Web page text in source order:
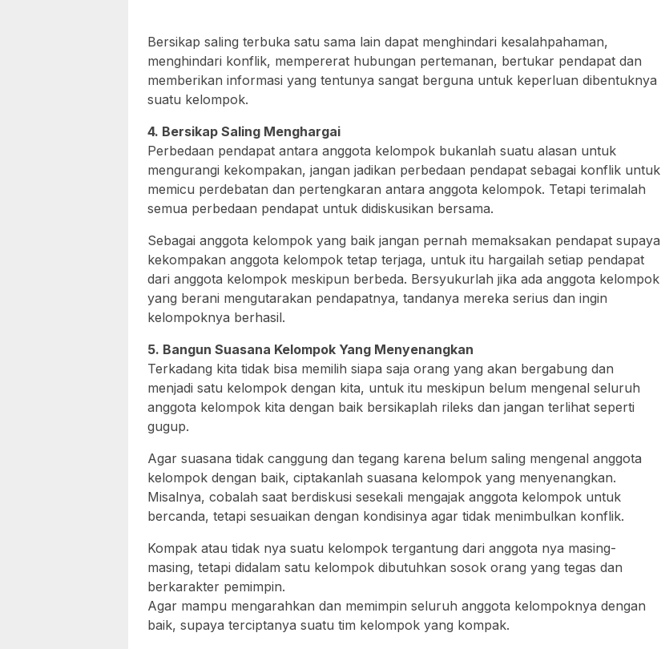
Bersikap saling terbuka satu sama lain dapat menghindari kesalahpahaman,
menghindari konflik, mempererat hubungan pertemanan, bertukar pendapat dan
memberikan informasi yang tentunya sangat berguna untuk keperluan dibentuknya
suatu kelompok.
4. Bersikap Saling Menghargai
Perbedaan pendapat antara anggota kelompok bukanlah suatu alasan untuk
mengurangi kekompakan, jangan jadikan perbedaan pendapat sebagai konflik untuk
memicu perdebatan dan pertengkaran antara anggota kelompok. Tetapi terimalah
semua perbedaan pendapat untuk didiskusikan bersama.
Sebagai anggota kelompok yang baik jangan pernah memaksakan pendapat supaya
kekompakan anggota kelompok tetap terjaga, untuk itu hargailah setiap pendapat
dari anggota kelompok meskipun berbeda. Bersyukurlah jika ada anggota kelompok
yang berani mengutarakan pendapatnya, tandanya mereka serius dan ingin
kelompoknya berhasil.
5. Bangun Suasana Kelompok Yang Menyenangkan
Terkadang kita tidak bisa memilih siapa saja orang yang akan bergabung dan
menjadi satu kelompok dengan kita, untuk itu meskipun belum mengenal seluruh
anggota kelompok kita dengan baik bersikaplah rileks dan jangan terlihat seperti
gugup.
Agar suasana tidak canggung dan tegang karena belum saling mengenal anggota
kelompok dengan baik, ciptakanlah suasana kelompok yang menyenangkan.
Misalnya, cobalah saat berdiskusi sesekali mengajak anggota kelompok untuk
bercanda, tetapi sesuaikan dengan kondisinya agar tidak menimbulkan konflik.
Kompak atau tidak nya suatu kelompok tergantung dari anggota nya masing-
masing, tetapi didalam satu kelompok dibutuhkan sosok orang yang tegas dan
berkarakter pemimpin.
Agar mampu mengarahkan dan memimpin seluruh anggota kelompoknya dengan
baik, supaya terciptanya suatu tim kelompok yang kompak.